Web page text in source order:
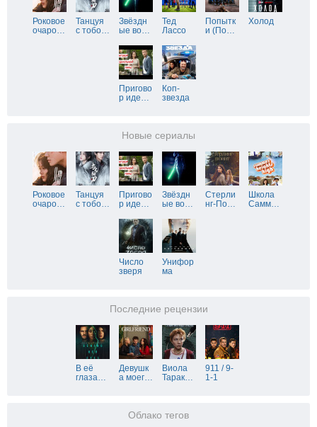
Роковое
очаро…
Танцуя
с тобо…
Звёздн
ые во…
Тед
Лассо
Попытк
и (По…
Холод
Пригово
р иде…
Коп-
звезда
Новые сериалы
Роковое
очаро…
Танцуя
с тобо…
Пригово
р иде…
Звёздн
ые во…
Стерли
нг-По…
Школа
Самм…
Число
зверя
Унифор
ма
Последние рецензии
В её
глаза…
Девушк
а моег…
Виола
Тарак…
911 / 9-
1-1
Облако тегов